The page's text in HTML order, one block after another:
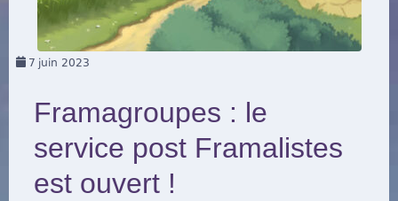
7 juin 2023
Framagroupes : le
service post Framalistes
est ouvert !